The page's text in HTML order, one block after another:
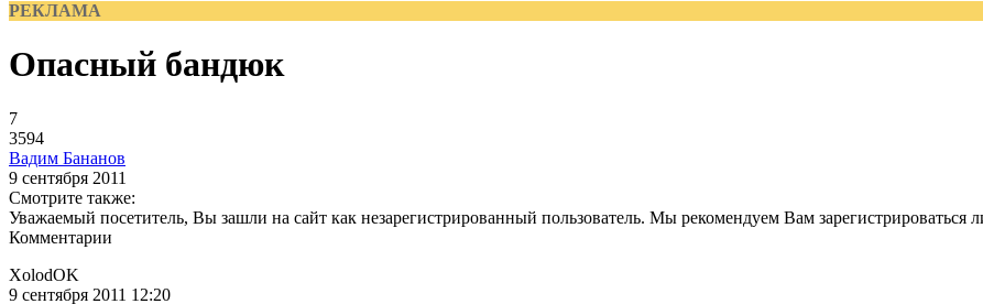
РЕКЛАМА
Опасный бандюк
7
3594
Вадим Бананов
9 сентября 2011
Смотрите также:
Уважаемый посетитель, Вы зашли на сайт как незарегистрированный пользователь. Мы рекомендуем Вам зарегистрироваться
Комментарии
XolodOK
9 сентября 2011 12:20